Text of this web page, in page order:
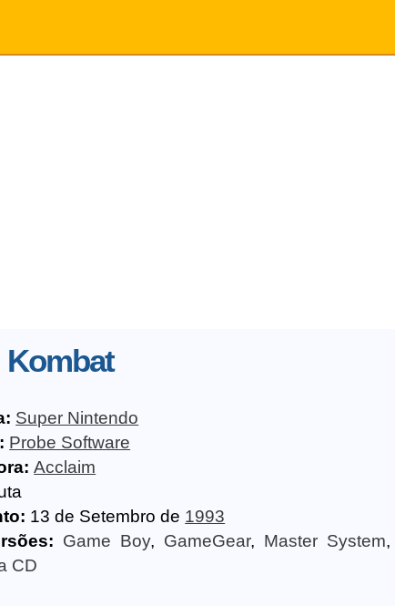
Kombat
Super Nintendo
Probe Software
Acclaim
13 de Setembro de 1993
Game Boy, GameGear, Master System,
CD